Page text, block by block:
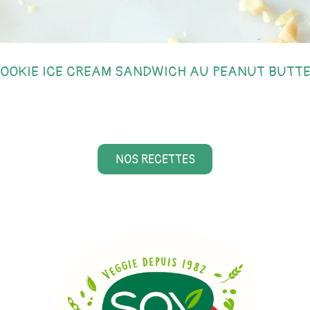
ICE CREAM SANDWICH AU PEANUT
NOS RECETTES